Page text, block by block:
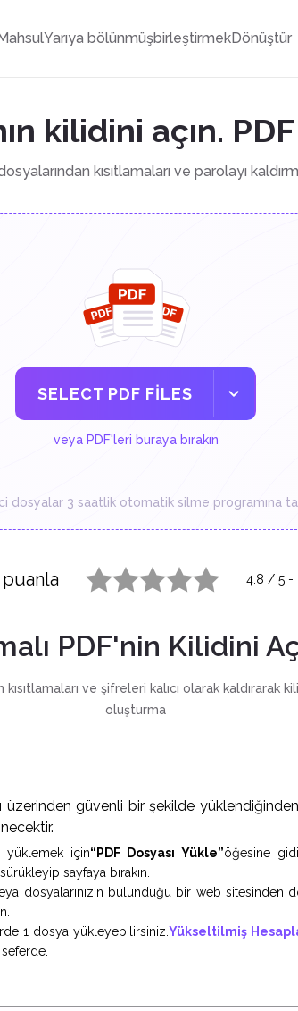
Yarıya bölünmüşbirleştirmekDönüştür
kilidini açın.
kısıtlamaları ve parolayı
SELECT PDF FILES
veya PDF'leri buraya bırakın
dosyalar 3 saatlik otomatik silme programına
puanla 4.8 / 5-
PDF'nin Kilidini
ve şifreleri kalıcı olarak kaldırarak
oluşturma
üzerinden güvenli bir şekilde
yüklemek için“PDF Dosyası Yükle”öğesine
sayfaya bırakın.
dosyalarınızın bulunduğu bir web sitesinden
1 dosya yükleyebilirsiniz.Yükseltilmiş